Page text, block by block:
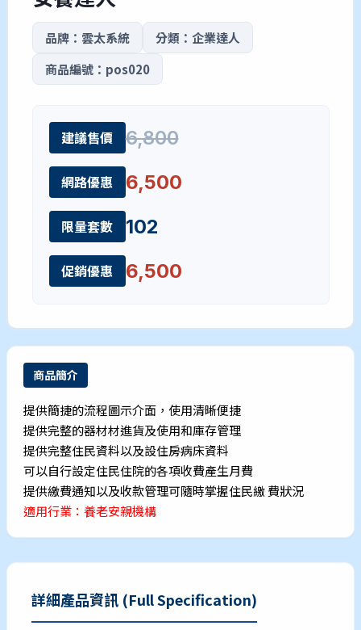
品牌：雲太系統
分類：企業達人
商品編號：pos020
建議售價 6,800
網路優惠 6,500
限量套數 102
促銷優惠 6,500
商品簡介
提供簡捷的流程圖示介面，使用清晰便捷
提供完整的器材材進貨及使用和庫存管理
提供完整住民資料以及設住房病床資料
可以自行設定住民住院的各項收費產生月費
提供繳費通知以及收款管理可隨時掌握住民繳 費狀況
適用行業：養老安親機構
詳細產品資訊 (Full Specification)